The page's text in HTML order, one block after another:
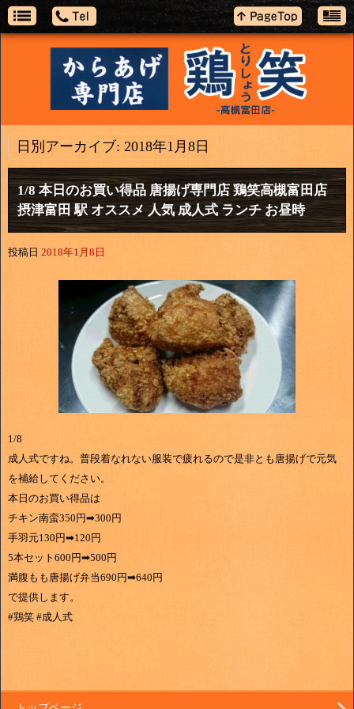
日別アーカイブ: 2018年1月8日
1/8 本日のお買い得品 唐揚げ専門店 鶏笑高槻富田店
摂津富田 駅 オススメ 人気 成人式 ランチ お昼時
投稿日 2018年1月8日
1/8
成人式ですね。普段着なれない服装で疲れるので是非とも唐揚げで元気
を補給してください。
本日のお買い得品は
チキン南蛮350円➡300円
手羽元130円➡120円
5本セット600円➡500円
満腹もも唐揚げ弁当690円➡640円
で提供します。
#鶏笑 #成人式